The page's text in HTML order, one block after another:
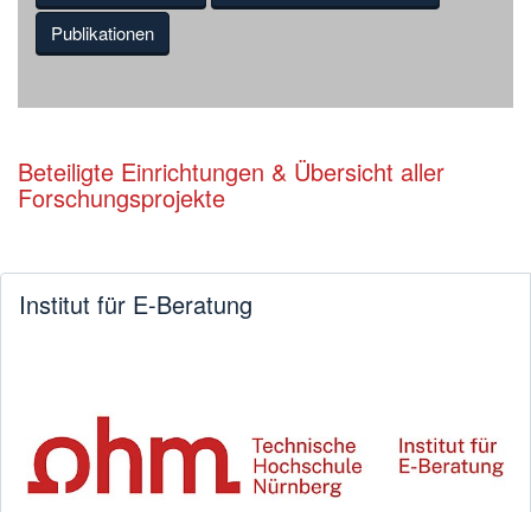
Publikationen
Beteiligte Einrichtungen & Übersicht aller
Forschungsprojekte
Institut für E-Beratung